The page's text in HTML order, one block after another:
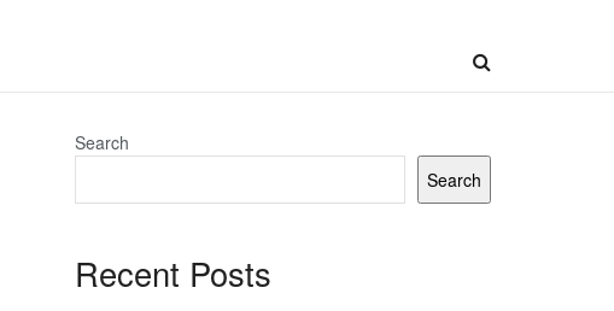
Search
Search
Recent Posts